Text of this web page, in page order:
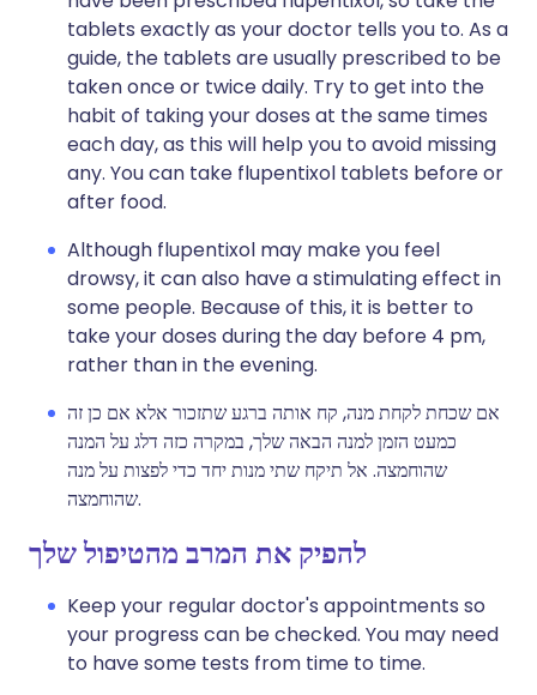
tablets exactly as your doctor tells you to. As a
guide, the tablets are usually prescribed to be
taken once or twice daily. Try to get into the
habit of taking your doses at the same times
each day, as this will help you to avoid missing
any. You can take flupentixol tablets before or
after food.
Although flupentixol may make you feel
drowsy, it can also have a stimulating effect in
some people. Because of this, it is better to
take your doses during the day before 4 pm,
rather than in the evening.
אם שכחת לקחת מנה, קח אותה ברגע שתזכור אלא אם כן זה
כמעט הזמן למנה הבאה שלך, במקרה כזה דלג על המנה
שהוחמצה. אל תיקח שתי מנות יחד כדי לפצות על מנה
שהוחמצה.
להפיק את המרב מהטיפול שלך
Keep your regular doctor's appointments so
your progress can be checked. You may need
to have some tests from time to time.